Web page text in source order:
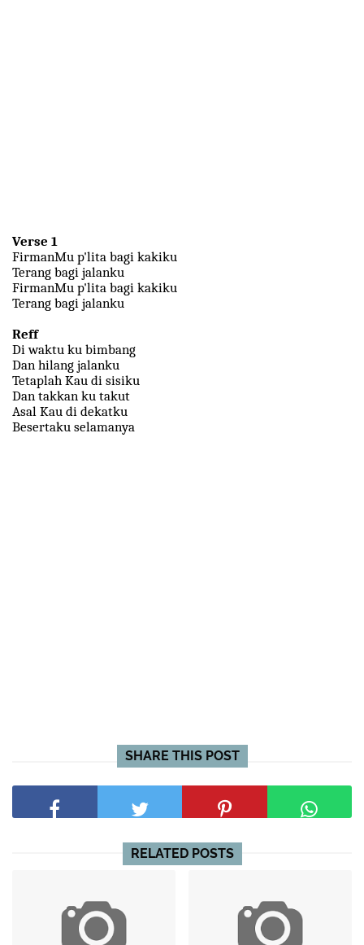
Verse 1
FirmanMu p'lita bagi kakiku
Terang bagi jalanku
FirmanMu p'lita bagi kakiku
Terang bagi jalanku
Reff
Di waktu ku bimbang
Dan hilang jalanku
Tetaplah Kau di sisiku
Dan takkan ku takut
Asal Kau di dekatku
Besertaku selamanya
SHARE THIS POST
RELATED POSTS